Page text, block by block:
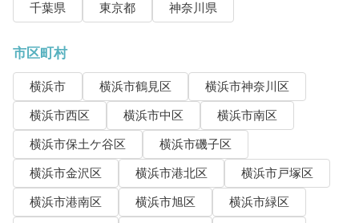
千葉県
東京都 神奈川県
市区町村
横浜市 横浜市鶴見区
横浜市神奈川区
横浜市西区
横浜市中区
横浜市南区
横浜市保土ケ谷区
横浜市磯子区
横浜市金沢区
横浜市港北区
横浜市戸塚区
横浜市港南区
横浜市旭区
横浜市緑区